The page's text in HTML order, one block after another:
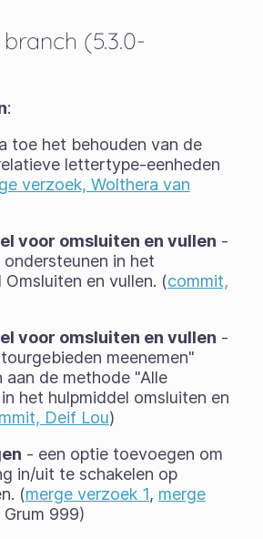
(5.3.0-
:
toe het behouden van de
lettertype-eenheden
verzoek, Wolthera van
voor omsluiten en vullen -
in het
Omsluiten en vullen. (commit,
voor omsluiten en vullen -
meenemen"
aan de methode "Alle
het hulpmiddel omsluiten en
Deif Lou)
- een optie toevoegen om
in/uit te schakelen op
(merge verzoek 1, merge
Grum 999)